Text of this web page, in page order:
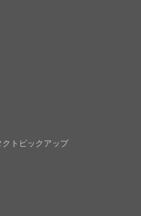
トピックアップ